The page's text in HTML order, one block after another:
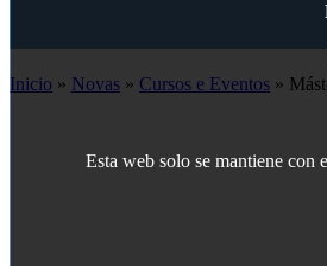
Esta web solo se mantiene con
Inicio » Novas » Cursos e Eventos »